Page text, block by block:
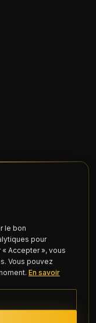
le bon
pour
Accepter », vous
Vous pouvez
En savoir